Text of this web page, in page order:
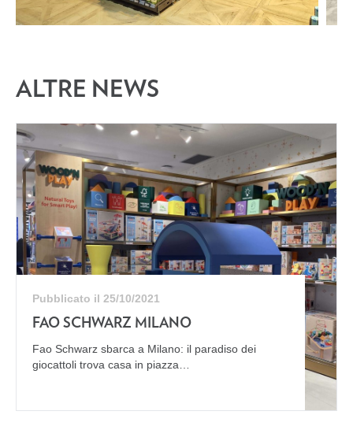
ALTRE NEWS
Pubblicato il 25/10/2021
FAO SCHWARZ MILANO
Fao Schwarz sbarca a Milano: il paradiso dei
giocattoli trova casa in piazza…